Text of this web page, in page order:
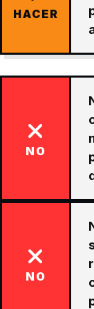
HACER
NO
NO